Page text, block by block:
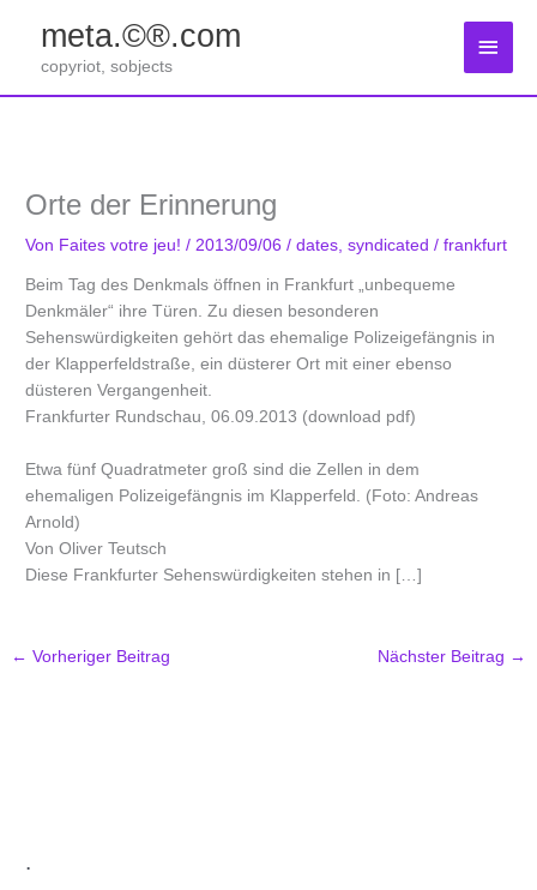
springen
meta.©®.com
copyriot, sobjects
.
Orte der Erinnerung
Von Faites votre jeu!/ 2013/09/06/dates ,syndicated /frankfurt
Beim Tag des Denkmals öffnen in Frankfurt „unbequeme
Denkmäler“ ihre Türen. Zu diesen besonderen
Sehenswürdigkeiten gehört das ehemalige Polizeigefängnis in
der Klapperfeldstraße, ein düsterer Ort mit einer ebenso
düsteren Vergangenheit.
Frankfurter Rundschau, 06.09.2013 (download pdf)
Etwa fünf Quadratmeter groß sind die Zellen in dem
ehemaligen Polizeigefängnis im Klapperfeld. (Foto: Andreas
Arnold)
Von Oliver Teutsch
Diese Frankfurter Sehenswürdigkeiten stehen in […]
← Vorheriger Beitrag Nächster Beitrag →